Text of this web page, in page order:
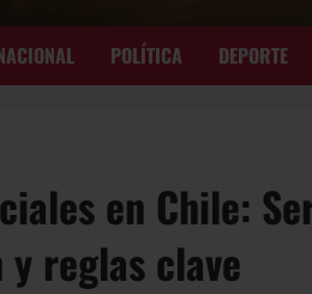
POLÍTICA DEPORTE
en Chile:
reglas clave